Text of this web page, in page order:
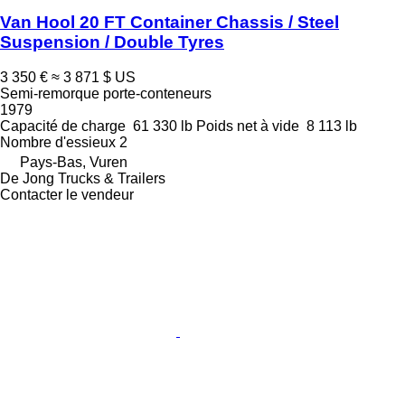
Van Hool 20 FT Container Chassis / Steel
Suspension / Double Tyres
3 350 € ≈ 3 871 $ US
Semi-remorque porte-conteneurs
1979
Capacité de charge 61 330 lb Poids net à vide 8 113 lb
Nombre d'essieux 2
Pays-Bas, Vuren
De Jong Trucks & Trailers
Contacter le vendeur